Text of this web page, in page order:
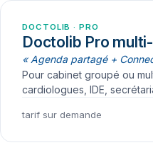
DOCTOLIB · PRO
Doctolib Pro
« Agenda partagé +
Pour cabinet groupé ou
cardiologues, IDE,
tarif sur demande